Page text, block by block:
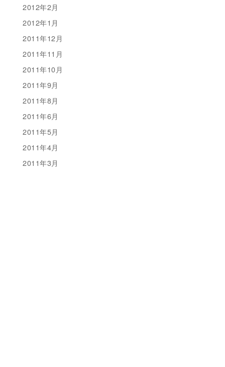
2012年2月
2012年1月
2011年12月
2011年11月
2011年10月
2011年9月
2011年8月
2011年6月
2011年5月
2011年4月
2011年3月